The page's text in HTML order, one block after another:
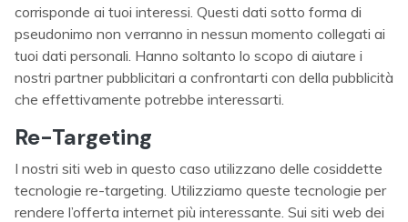
corrisponde ai tuoi interessi. Questi dati sotto forma di
pseudonimo non verranno in nessun momento collegati ai
tuoi dati personali. Hanno soltanto lo scopo di aiutare i
nostri partner pubblicitari a confrontarti con della pubblicità
che effettivamente potrebbe interessarti.
Re-Targeting
I nostri siti web in questo caso utilizzano delle cosiddette
tecnologie re-targeting. Utilizziamo queste tecnologie per
rendere l’offerta internet più interessante. Sui siti web dei